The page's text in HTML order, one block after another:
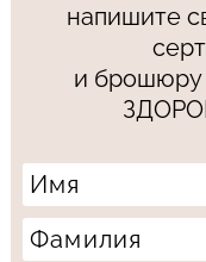
напишите
и